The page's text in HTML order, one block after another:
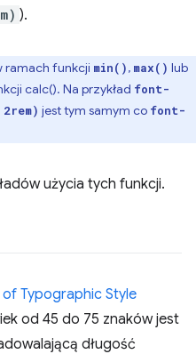
).
ramach funkcji min(), max() lub
calc(). Na przykład font-
jest tym samym co font-
użycia tych funkcji.
of Typographic Style
od 45 do 75 znaków jest
długość